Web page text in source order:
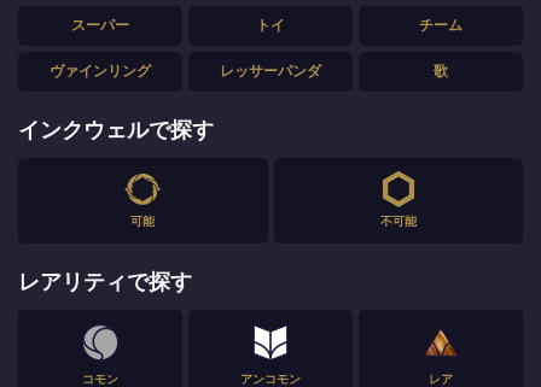
スーパー トイ チーム
ヴァインリング レッサーパンダ 歌
インクウェルで探す
可能 不可能
レアリティで探す
コモン アンコモン レア